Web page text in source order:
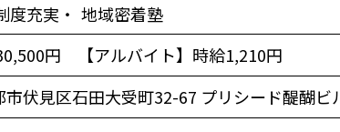
度充実
地域密着塾
円 【アルバイト】時給1,210円
伏見区石田大受町32-67 プリシード醍醐ビ